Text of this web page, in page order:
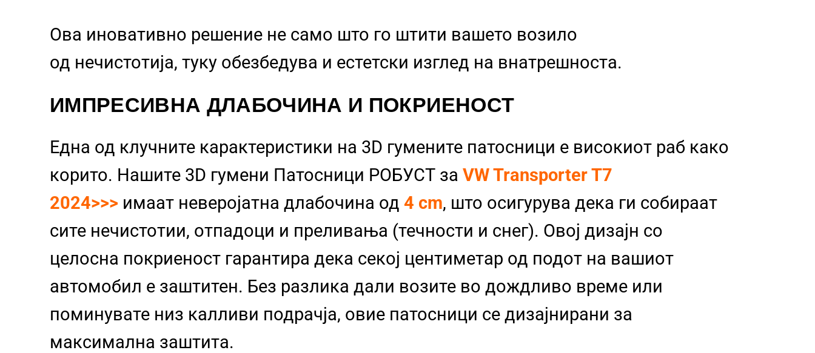
Ова иновативно решение не само што го штити вашето возило
од нечистотија, туку обезбедува и естетски изглед на внатрешноста.
ИМПРЕСИВНА ДЛАБОЧИНА И ПОКРИЕНОСТ
Една од клучните карактеристики на 3D гумените патосници е високиот раб како
корито. Нашите 3D гумени Патосници РОБУСТ за VW Transporter T7
2024>>> имаат неверојатна длабочина од 4 cm, што осигурува дека ги собираат
сите нечистотии, отпадоци и преливања (течности и снег). Овој дизајн со
целосна покриеност гарантира дека секој центиметар од подот на вашиот
автомобил е заштитен. Без разлика дали возите во дождливо време или
поминувате низ калливи подрачја, овие патосници се дизајнирани за
максимална заштита.